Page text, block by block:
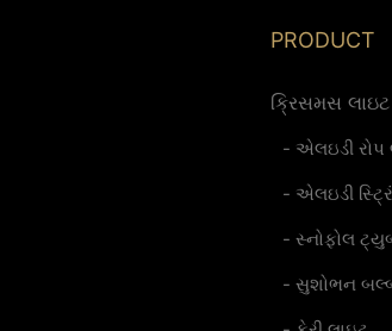
PRODUCT
ક્રિસમસ લાઇટ
- એલઇડી રોપ
- એલઇડી
- સ્નોફોલ
- સુશોભન